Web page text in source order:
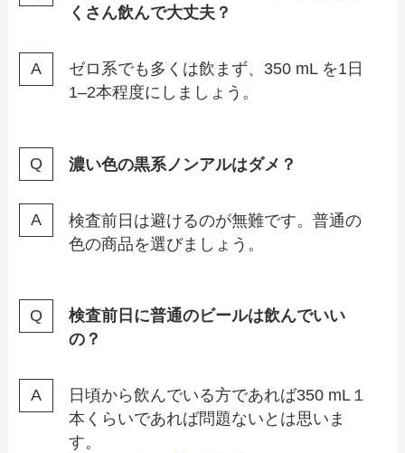
くさん飲んで大丈夫？
ゼロ系でも多くは飲まず、350 mL を1日
1–2本程度にしましょう。
濃い色の黒系ノンアルはダメ？
検査前日は避けるのが無難です。普通の
色の商品を選びましょう。
検査前日に普通のビールは飲んでいい
の？
日頃から飲んでいる方であれば350 mL１
本くらいであれば問題ないとは思いま
す。